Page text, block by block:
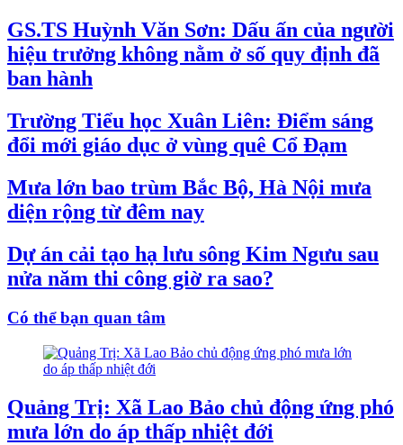
GS.TS Huỳnh Văn Sơn: Dấu ấn của người
hiệu trưởng không nằm ở số quy định đã
ban hành
Trường Tiểu học Xuân Liên: Điểm sáng
đổi mới giáo dục ở vùng quê Cổ Đạm
Mưa lớn bao trùm Bắc Bộ, Hà Nội mưa
diện rộng từ đêm nay
Dự án cải tạo hạ lưu sông Kim Ngưu sau
nửa năm thi công giờ ra sao?
Có thể bạn quan tâm
Quảng Trị: Xã Lao Bảo chủ động ứng phó
mưa lớn do áp thấp nhiệt đới